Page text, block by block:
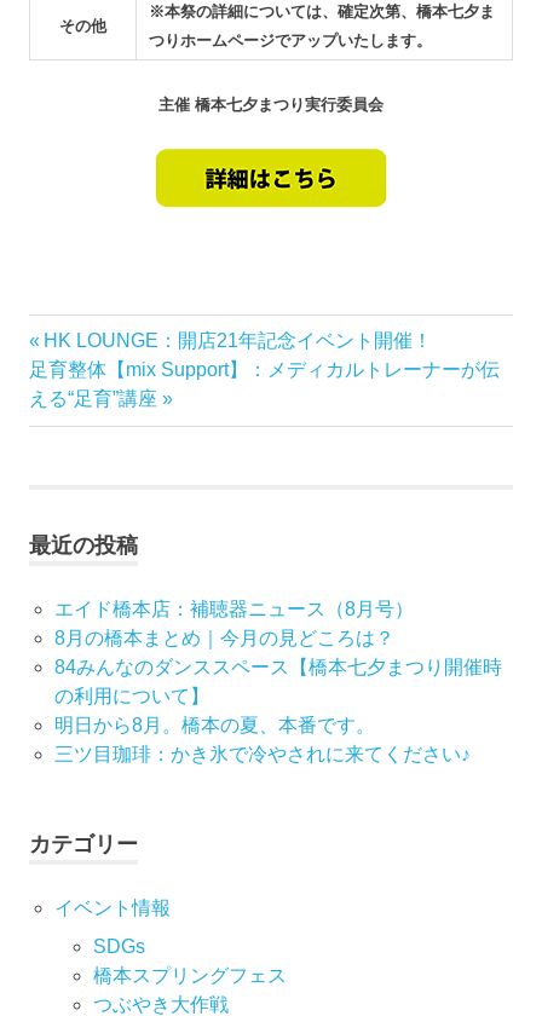
その他
※本祭の詳細については、確定次第、橋本七夕ま
つりホームページでアップいたします。
主催 橋本七夕まつり実行委員会
投
稿
ゲ
ー
シ
ョ
ン
前
の
記
事:
HK LOUNGE：開店21年記念イベント開催！
次
の
記
足育整体【mix Support】：メディカルトレーナーが伝
える“足育”講座
最近の投稿
エイド橋本店：補聴器ニュース（8月号）
8月の橋本まとめ｜今月の見どころは？
84みんなのダンススペース【橋本七夕まつり開催時
の利用について】
明日から8月。橋本の夏、本番です。
三ツ目珈琲：かき氷で冷やされに来てください♪
カテゴリー
イベント情報
SDGs
橋本スプリングフェス
つぶやき大作戦